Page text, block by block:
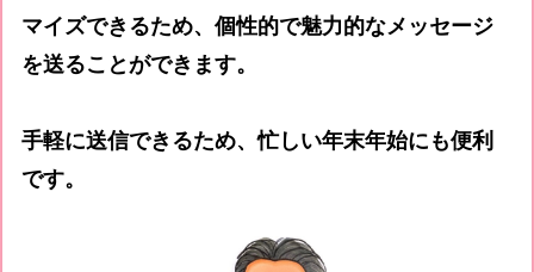
マイズできるため、個性的で魅力的なメッセージ
を送ることができます。
手軽に送信できるため、忙しい年末年始にも便利
です。